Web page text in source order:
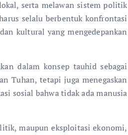
serta melawan sistem politik
selalu berbentuk konfrontasi
kultural yang mengedepankan
dalam konsep tauhid sebagai
Tuhan, tetapi juga menegaskan
sosial bahwa tidak ada manusia
maupun eksploitasi ekonomi,